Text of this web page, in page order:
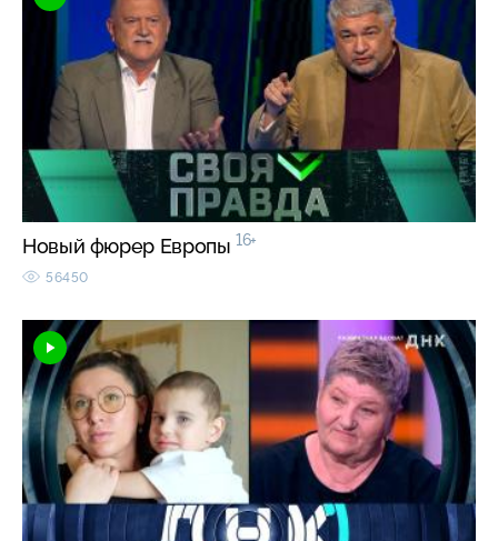
Новый фюрер Европы 16+
56450